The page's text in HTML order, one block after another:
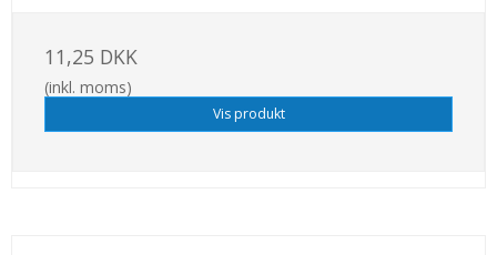
11,25 DKK
(inkl. moms)
Vis produkt